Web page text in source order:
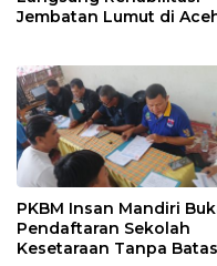
Jembatan Lumut di
PKBM Insan Mandiri
Pendaftaran Sekolah
Kesetaraan Tanpa Batas